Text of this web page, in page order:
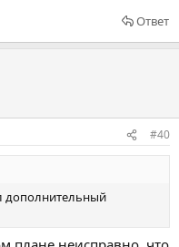
Ответ
#40
дополнительный